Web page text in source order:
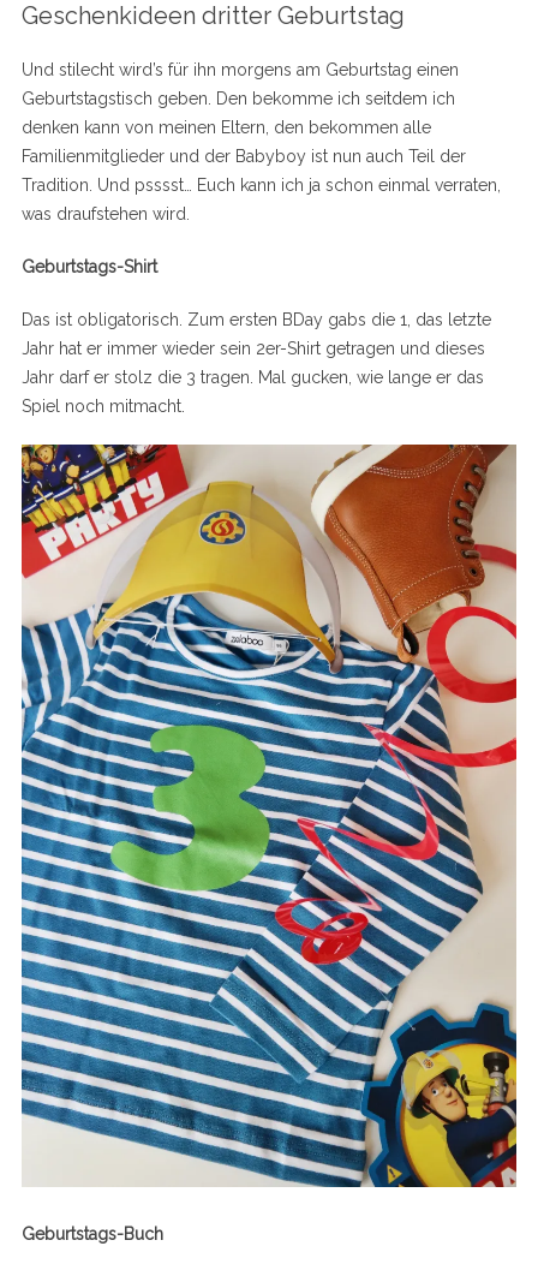
Geschenkideen dritter Geburtstag
Und stilecht wird’s für ihn morgens am Geburtstag einen
Geburtstagstisch geben. Den bekomme ich seitdem ich
denken kann von meinen Eltern, den bekommen alle
Familienmitglieder und der Babyboy ist nun auch Teil der
Tradition. Und psssst… Euch kann ich ja schon einmal verraten,
was draufstehen wird.
Geburtstags-Shirt
Das ist obligatorisch. Zum ersten BDay gabs die 1, das letzte
Jahr hat er immer wieder sein 2er-Shirt getragen und dieses
Jahr darf er stolz die 3 tragen. Mal gucken, wie lange er das
Spiel noch mitmacht.
Geburtstags-Buch